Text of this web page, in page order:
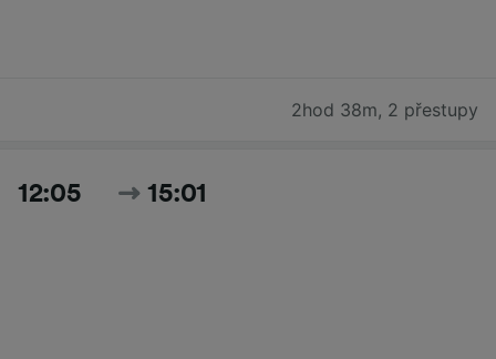
2hod 38m, 2 přestupy
12:05 15:01